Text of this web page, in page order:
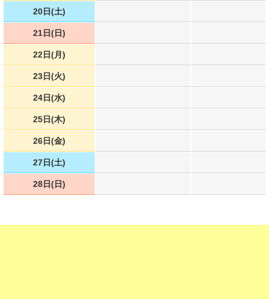
20日(土)
21日(日)
22日(月)
23日(火)
24日(水)
25日(木)
26日(金)
27日(土)
28日(日)